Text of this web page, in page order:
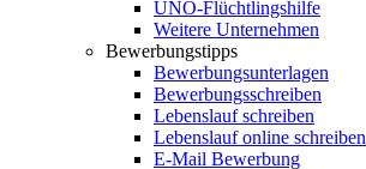
UNO-Flüchtlingshilfe
Weitere Unternehmen
Bewerbungstipps
Bewerbungsunterlagen
Bewerbungsschreiben
Lebenslauf schreiben
Lebenslauf online schreiben
E-Mail Bewerbung